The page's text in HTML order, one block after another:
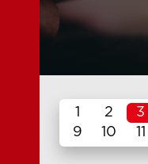
1 2 3
9
10 11